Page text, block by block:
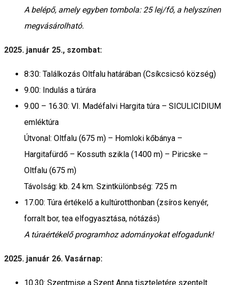
A belépő, amely egyben tombola: 25 lej/fő, a helyszínen
megvásárolható.
2025. január 25., szombat:
8:30: Találkozás Oltfalu határában (Csíkcsicsó község)
9.00: Indulás a túrára
9.00 – 16.30: VI. Madéfalvi Hargita túra – SICULICIDIUM
emléktúra
Útvonal: Oltfalu (675 m) – Homloki kőbánya –
Hargitafürdő – Kossuth szikla (1400 m) – Piricske –
Oltfalu (675 m)
Távolság: kb. 24 km. Szintkülönbség: 725 m
17.00: Túra értékelő a kultúrotthonban (zsíros kenyér,
forralt bor, tea elfogyasztása, nótázás)
A túraértékelő programhoz adományokat elfogadunk!
2025. január 26. Vasárnap:
10.30: Szentmise a Szent Anna tiszteletére szentelt